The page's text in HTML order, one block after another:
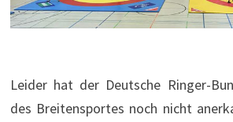
Leider hat der Deutsche Ringer-
des Breitensportes noch nicht